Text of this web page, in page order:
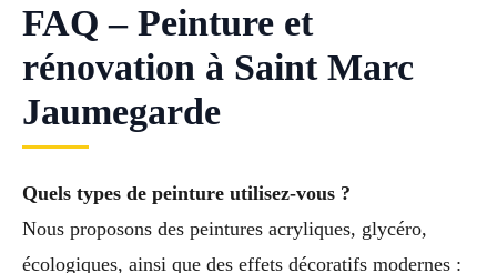
FAQ – Peinture et
rénovation à Saint Marc
Jaumegarde
Quels types de peinture utilisez-vous ?
Nous proposons des peintures acryliques, glycéro,
écologiques, ainsi que des effets décoratifs modernes :